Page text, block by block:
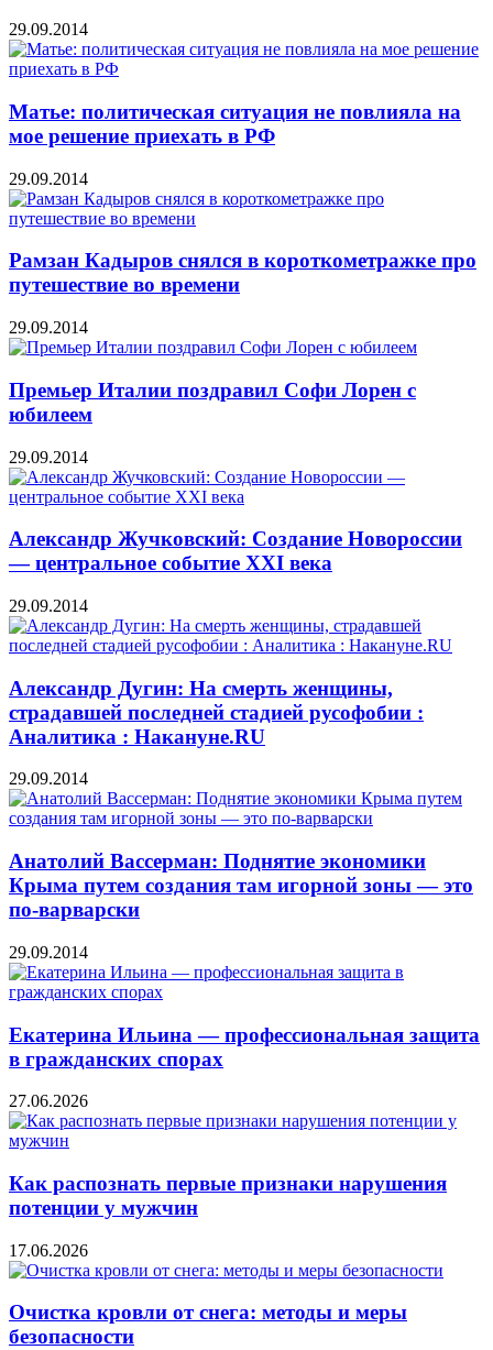
29.09.2014
Матье: политическая ситуация не повлияла на
мое решение приехать в РФ
29.09.2014
Рамзан Кадыров снялся в короткометражке про
путешествие во времени
29.09.2014
Премьер Италии поздравил Софи Лорен с
юбилеем
29.09.2014
Александр Жучковский: Создание Новороссии
— центральное событие XXI века
29.09.2014
Александр Дугин: На смерть женщины,
страдавшей последней стадией русофобии :
Аналитика : Накануне.RU
29.09.2014
Анатолий Вассерман: Поднятие экономики
Крыма путем создания там игорной зоны — это
по-варварски
29.09.2014
Екатерина Ильина — профессиональная защита
в гражданских спорах
27.06.2026
Как распознать первые признаки нарушения
потенции у мужчин
17.06.2026
Очистка кровли от снега: методы и меры
безопасности